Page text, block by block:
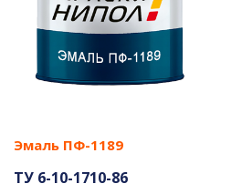
Эмаль ПФ-1189
ТУ 6-10-1710-86